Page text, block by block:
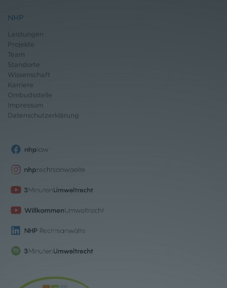
NHP
Leistungen
Projekte
Team
Standorte
Wissenschaft
Karriere
Ombudsstelle
Impressum
Datenschutzerklärung